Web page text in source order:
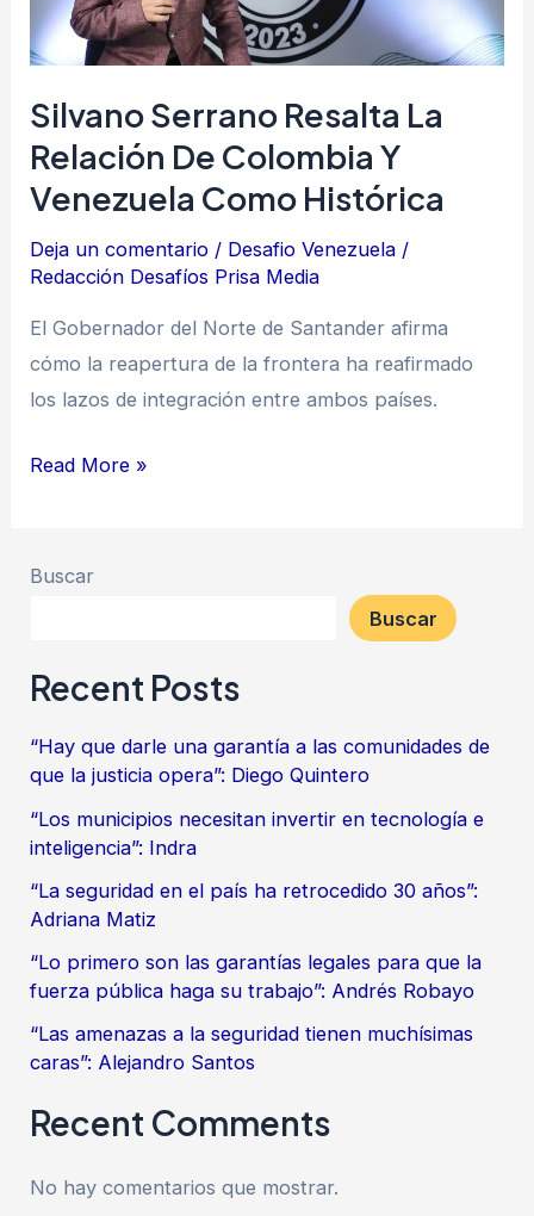
Silvano Serrano Resalta La
Relación De Colombia Y
Venezuela Como Histórica
Deja un comentario / Desafio Venezuela /
Redacción Desafíos Prisa Media
El Gobernador del Norte de Santander afirma
cómo la reapertura de la frontera ha reafirmado
los lazos de integración entre ambos países.
de
Colombia
y
Venezuela
como
histórica
Read More »
Buscar
Buscar
Recent Posts
“Hay que darle una garantía a las comunidades de
que la justicia opera”: Diego Quintero
“Los municipios necesitan invertir en tecnología e
inteligencia”: Indra
“La seguridad en el país ha retrocedido 30 años”:
Adriana Matiz
“Lo primero son las garantías legales para que la
fuerza pública haga su trabajo”: Andrés Robayo
“Las amenazas a la seguridad tienen muchísimas
caras”: Alejandro Santos
Recent Comments
No hay comentarios que mostrar.